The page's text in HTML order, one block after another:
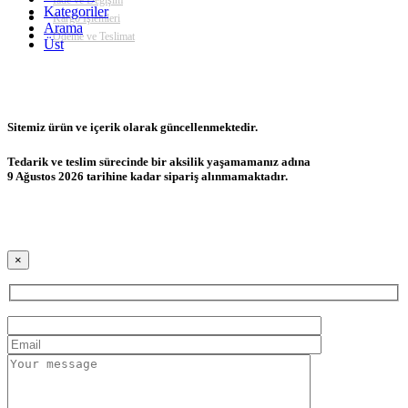
Kargo İşlemleri
Ödeme ve Teslimat
Kategoriler
Arama
Üst
Sitemiz ürün ve içerik olarak güncellenmektedir.
Tedarik ve teslim sürecinde bir aksilik yaşamamanız adına
9 Ağustos 2026 tarihine kadar sipariş alınmamaktadır.
×